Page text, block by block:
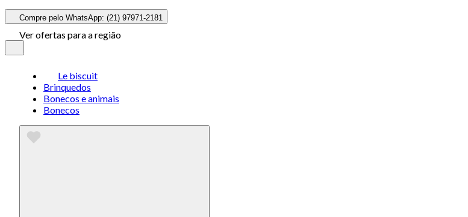
Compre pelo WhatsApp: (21) 97971-2181
Ver ofertas para a região
Le biscuit
Brinquedos
Bonecos e animais
Bonecos